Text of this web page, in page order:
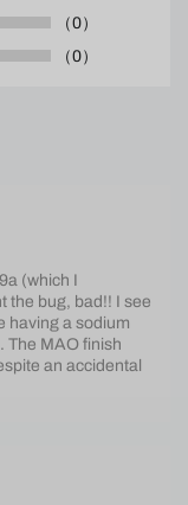
（0）
（0）
(which I
the bug, bad!! I see
having a sodium
The MAO finish
an accidental